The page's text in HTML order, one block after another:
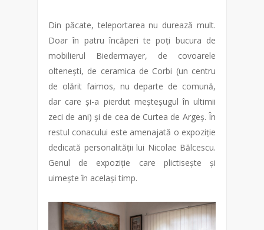
Din păcate, teleportarea nu durează mult.
Doar în patru încăperi te poți bucura de
mobilierul Biedermayer, de covoarele
oltenești, de ceramica de Corbi (un centru
de olărit faimos, nu departe de comună,
dar care și-a pierdut meșteșugul în ultimii
zeci de ani) și de cea de Curtea de Argeș. În
restul conacului este amenajată o expoziție
dedicată personalității lui Nicolae Bălcescu.
Genul de expoziție care plictisește și
uimește în același timp.